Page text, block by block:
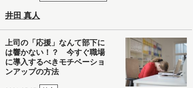
井田 真人
上司の「応援」なんて部下に
は響かない！？ 今すぐ職場
に導入するべきモチベーショ
ンアップの方法